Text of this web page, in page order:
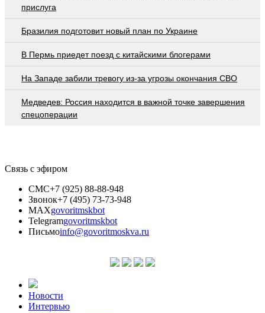
приcлугa
Бразилия подготовит новый план по Украине
В Пермь приедет поезд с китайскими блогерами
На Западе забили тревогу из-за угрозы окончания СВО
Медведев: Россия находится в важной точке завершения
спецоперации
Связь с эфиром
СМС+7 (925) 88-88-948
Звонок+7 (495) 73-73-948
MAXgovoritmskbot
Telegramgovoritmskbot
Письмоinfo@govoritmoskva.ru
Новости
Интервью